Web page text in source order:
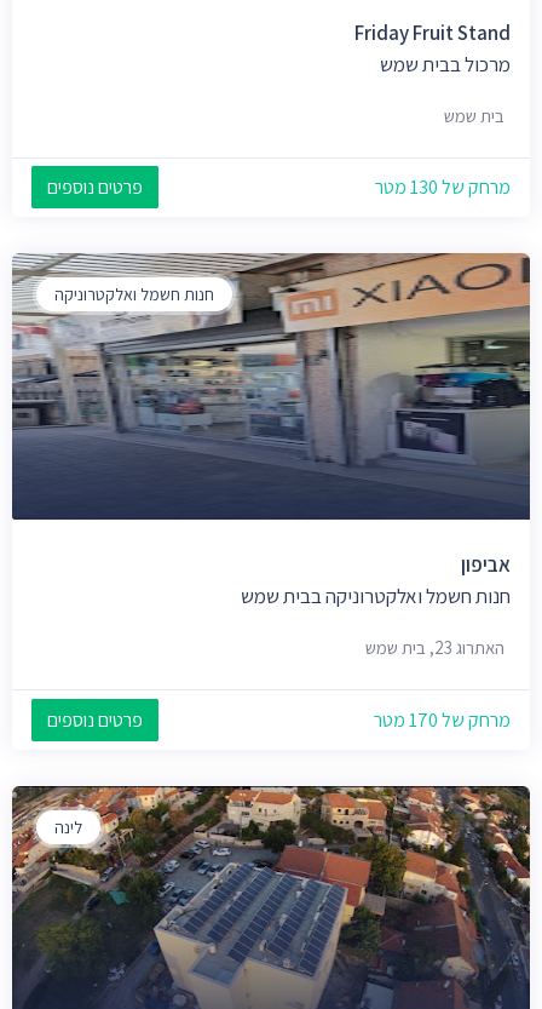
Friday Fruit Stand
מרכול בבית שמש
בית שמש
מרחק של 130 מטר פרטים נוספים
חנות חשמל ואלקטרוניקה
אביפון
חנות חשמל ואלקטרוניקה בבית שמש
האתרוג 23, בית שמש
מרחק של 170 מטר פרטים נוספים
לינה